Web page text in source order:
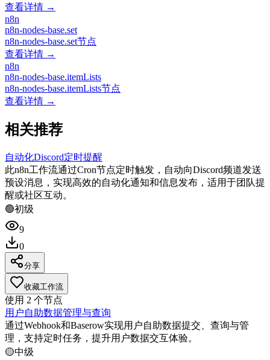
查看详情 →
n8n
n8n-nodes-base.set
n8n-nodes-base.set节点
查看详情 →
n8n
n8n-nodes-base.itemLists
n8n-nodes-base.itemLists节点
查看详情 →
相关推荐
自动化Discord定时提醒
此n8n工作流通过Cron节点定时触发，自动向Discord频道发送
预设消息，实现高效的自动化通知和信息发布，适用于团队提
醒或社区互动。
🟢初级
9
0
分享
收藏工作流
使用 2 个节点
用户自助数据管理与查询
通过Webhook和Baserow实现用户自助数据提交、查询与管
理，支持定时任务，提升用户数据交互体验。
🟡中级